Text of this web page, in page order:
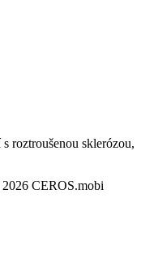
roztroušenou sklerózou,
2026 CEROS.mobi